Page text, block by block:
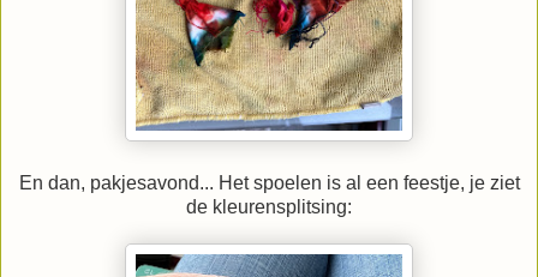
En dan, pakjesavond... Het spoelen is al een feestje, je ziet
de kleurensplitsing: